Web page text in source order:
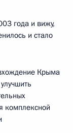
года и вижу,
и стало
Крыма
комплексной